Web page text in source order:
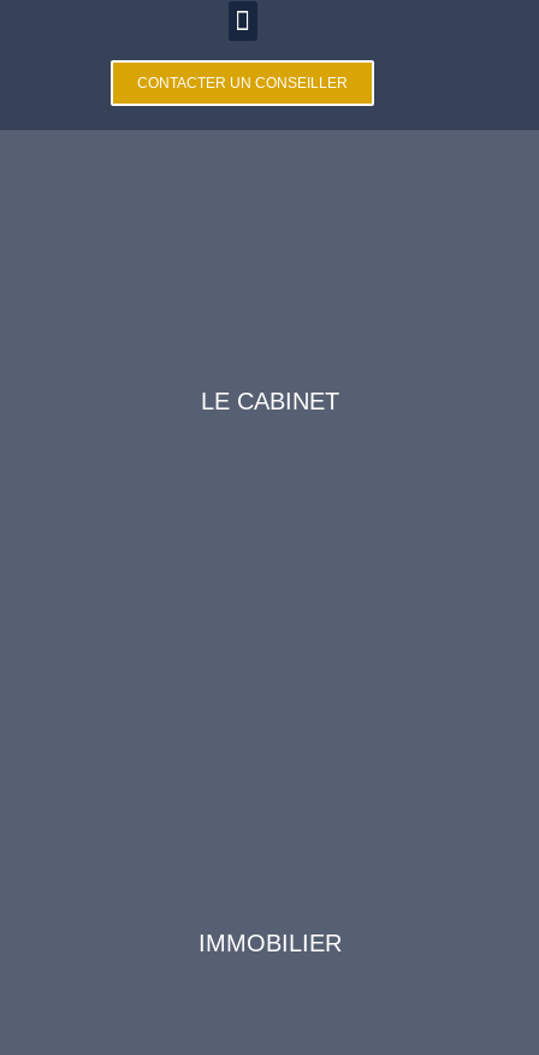
CONTACTER UN CONSEILLER
LE CABINET
IMMOBILIER